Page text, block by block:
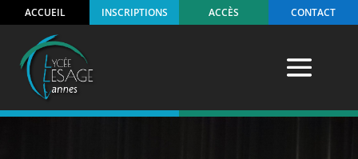
ACCUEIL INSCRIPTIONS ACCÈS CONTACT